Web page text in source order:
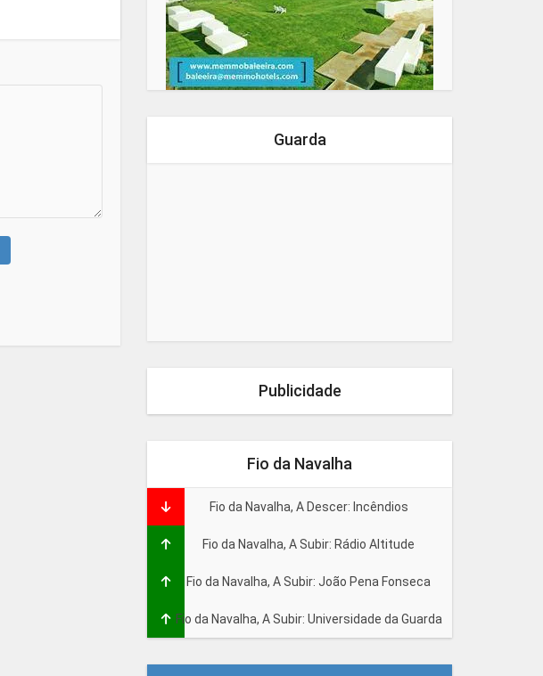
Guarda
Publicidade
Fio da Navalha
Fio da Navalha, A Descer: Incêndios
Fio da Navalha, A Subir: Rádio Altitude
Fio da Navalha, A Subir: João Pena Fonseca
Fio da Navalha, A Subir: Universidade da Guarda